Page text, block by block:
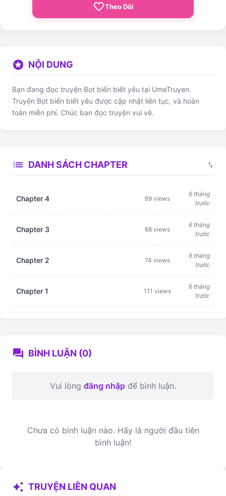
favorite_borderTheo Dõi
stars NỘI DUNG
Bạn đang đọc truyện Bọt biển biết yêu tại UmeTruyen.
Truyện Bọt biển biết yêu được cập nhật liên tục, và hoàn
toàn miễn phí. Chúc bạn đọc truyện vui vẻ.
list DANH SÁCH CHAPTER swap_vert
Chapter 4 69 views
6 tháng
trước
Chapter 3 68 views
6 tháng
trước
Chapter 2 74 views
6 tháng
trước
Chapter 1 111 views
6 tháng
trước
forum BÌNH LUẬN (0)
Vui lòng đăng nhập để bình luận.
Chưa có bình luận nào. Hãy là người đầu tiên
bình luận!
auto_awesome TRUYỆN LIÊN QUAN